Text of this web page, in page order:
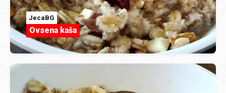
JecaBG
Ovsena kaša